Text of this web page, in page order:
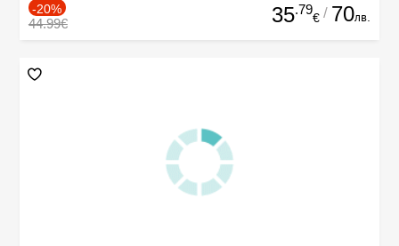
-20%
44.99€ 35.79
€ / 70лв.